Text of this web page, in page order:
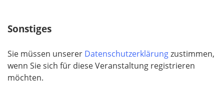
l
Sonstiges
Sie müssen unserer Datenschutzerklärungzustimmen,
wenn Sie sich für diese Veranstaltung registrieren
möchten.